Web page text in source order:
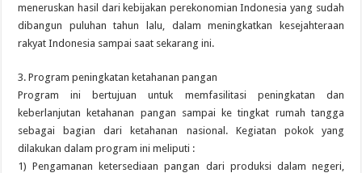
meneruskan hasil dari kebijakan perekonomian Indonesia yang sudah
dibangun puluhan tahun lalu, dalam meningkatkan kesejahteraan
rakyat Indonesia sampai saat sekarang ini.
3. Program peningkatan ketahanan pangan
Program ini bertujuan untuk memfasilitasi peningkatan dan
keberlanjutan ketahanan pangan sampai ke tingkat rumah tangga
sebagai bagian dari ketahanan nasional. Kegiatan pokok yang
dilakukan dalam program ini meliputi :
1) Pengamanan ketersediaan pangan dari produksi dalam negeri,